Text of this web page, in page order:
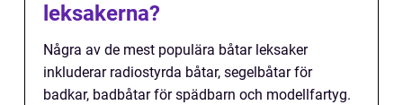
leksakerna?
Några av de mest populära båtar leksaker
inkluderar radiostyrda båtar, segelbåtar för
badkar, badbåtar för spädbarn och modellfartyg.